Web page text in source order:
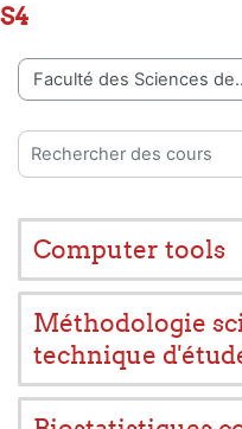
S4
Catégories de cours
Rechercher des cours
Computer tools
Méthodologie
technique